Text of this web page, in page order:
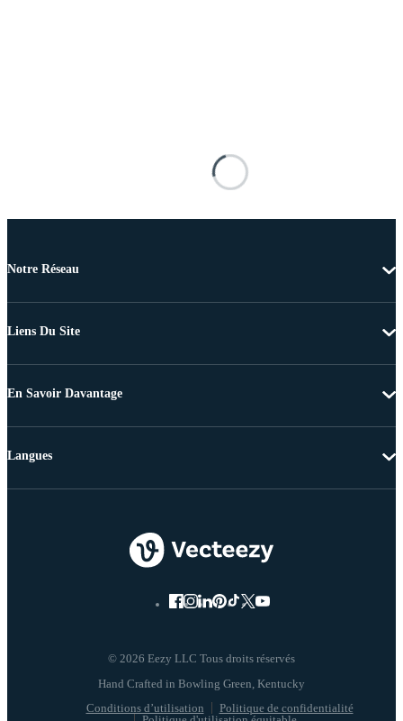
Notre Réseau
Liens Du Site
En Savoir Davantage
© 2026 Eezy LLC Tous droits réservés
Conditions d’utilisation
Politique de confidentialité
Langues